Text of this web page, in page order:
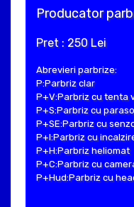
Producator
Pret : 250 Lei
Abrevieri parbrize:
P:Parbriz clar
P+V:Parbriz cu tenta
P+S:Parbriz cu
P+SE:Parbriz cu
P+I:Parbriz cu
P+H:Parbriz heliomat
P+C:Parbriz cu
P+Hud:Parbriz cu